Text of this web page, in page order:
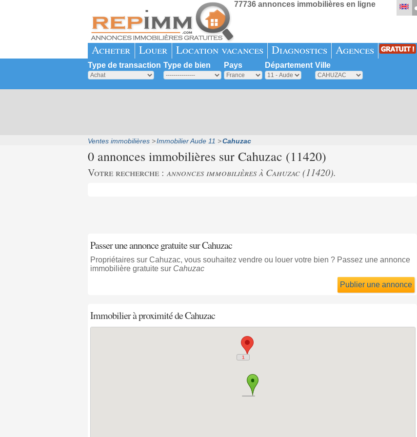
77736 annonces immobilières en ligne
Acheter Louer Location vacances Diagnostics Agences
Type de transaction Type de bien Pays Département Ville
Ventes immobilières Immobilier Aude 11 Cahuzac
0 annonces immobilières sur Cahuzac (11420)
Votre recherche :annonces immobilières à Cahuzac (11420).
Passer une annonce gratuite sur Cahuzac
Propriétaires sur Cahuzac, vous souhaitez vendre ou louer votre bien ? Passez une annonce
immobilière gratuite sur Cahuzac
Publier une annonce
Immobilier à proximitéde Cahuzac
11